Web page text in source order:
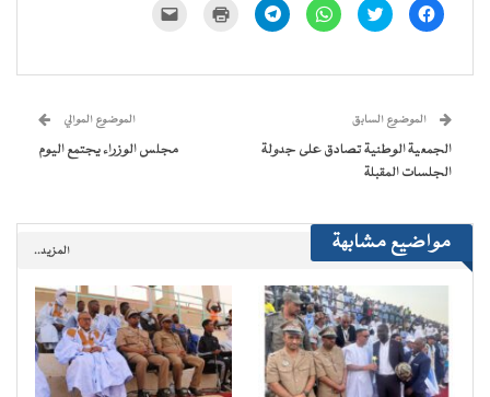
انقر
للمشاركة
في
اضغط
للمشاركة
في
انقر
للمشاركة
في
انقر
للمشاركة
في
للطباعة
جديدة) الإلكتروني
نافذة
جديدة)
الموضوع السابق
الجمعية الوطنية تصادق على جدولة
الجلسات المقبلة
الموضوع الموالي
مجلس الوزراء يجتمع اليوم
مواضيع مشابهة المزيد..